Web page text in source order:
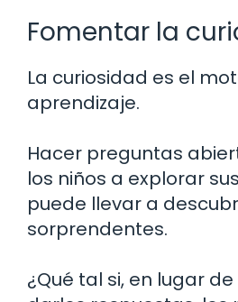
Fomentar la
La curiosidad es el
aprendizaje.
Hacer preguntas
los niños a explorar
puede llevar a
sorprendentes.
¿Qué tal si, en lugar